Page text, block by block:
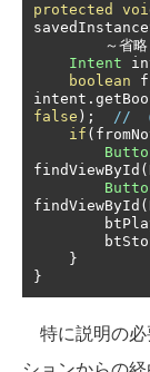
protected
～省略
Intent
boolean
intent .
false );
// （
if (
findViewById (
findViewById (
}
}
特に説明の必